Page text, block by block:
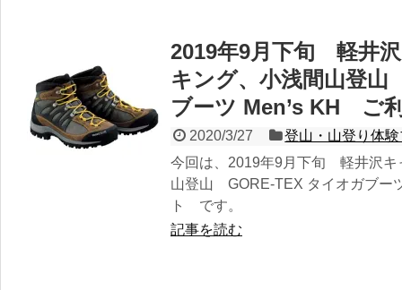
2019年9月下旬 軽井
キング、小浅間山登
ブーツ Men’s KH ご
2020/3/27
登山・山登り体
今回は、2019年9月下旬 軽井沢キ
山登山 GORE-TEX タイオガブー
ト です。
記事を読む